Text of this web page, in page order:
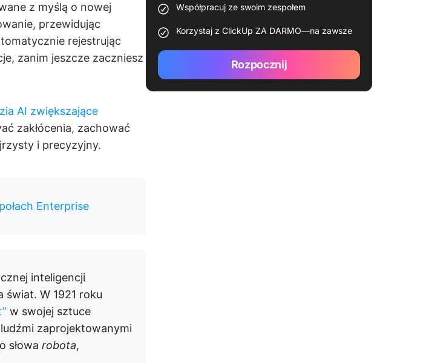
z myślą o nowej
przewidując
rejestrując
zanim jeszcze zaczniesz
AI zwiększające
zakłócenia, zachować
i precyzyjny.
Enterprise
inteligencji
W 1921 roku
w swojej sztuce
zaprojektowanymi
słowa robota,
Współpracuj ze swoim zespołem
Korzystaj z ClickUp ZA DARMO—na zawsze
Rozpocznij